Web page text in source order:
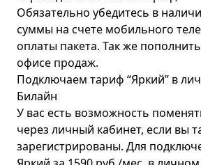
Обязательно убедитесь в
суммы на счете мобильного
оплаты пакета. Так же
офисе продаж.
Подключаем тариф “Яркий” в
Билайн
У вас есть возможность
через личный кабинет, если вы
зарегистрированы. Для